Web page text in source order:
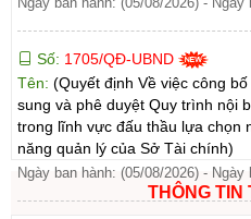
Số: 1705/QĐ-UBND
Tên: (Quyết định Về việc công
sung và phê duyệt Quy trình nội
trong lĩnh vực đấu thầu lựa chọn
năng quản lý của Sở Tài chính)
Ngày ban hành: (05/08/2026) - Ngày
THÔNG TIN